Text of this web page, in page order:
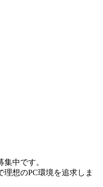
集中です。
想のPC環境を追求しま